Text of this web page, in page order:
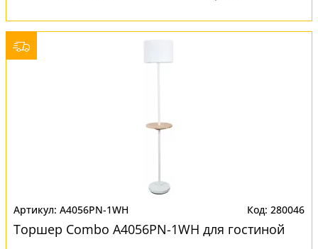
A4056PN-1WH 280046
Торшер Combo A4056PN-1WH для гостиной